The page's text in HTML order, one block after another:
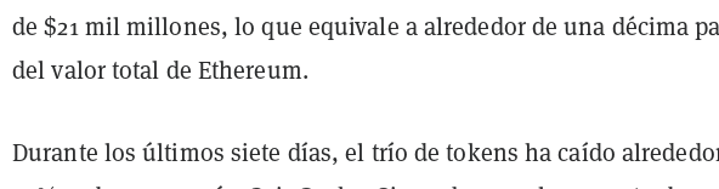
de $21 mil millones, lo que equivale a alrededor de una décima
del valor total de Ethereum.
Durante los últimos siete días, el trío de tokens ha caído